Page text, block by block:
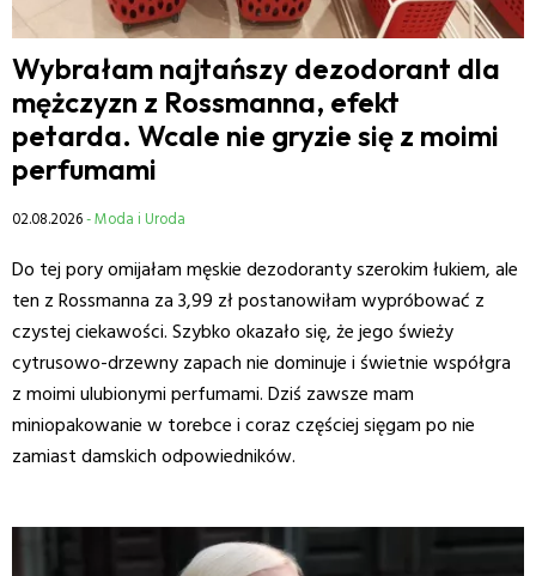
Wybrałam najtańszy dezodorant dla
mężczyzn z Rossmanna, efekt
petarda. Wcale nie gryzie się z moimi
perfumami
02.08.2026- Moda i Uroda
Do tej pory omijałam męskie dezodoranty szerokim łukiem, ale
ten z Rossmanna za 3,99 zł postanowiłam wypróbować z
czystej ciekawości. Szybko okazało się, że jego świeży
cytrusowo-drzewny zapach nie dominuje i świetnie współgra
z moimi ulubionymi perfumami. Dziś zawsze mam
miniopakowanie w torebce i coraz częściej sięgam po nie
zamiast damskich odpowiedników.